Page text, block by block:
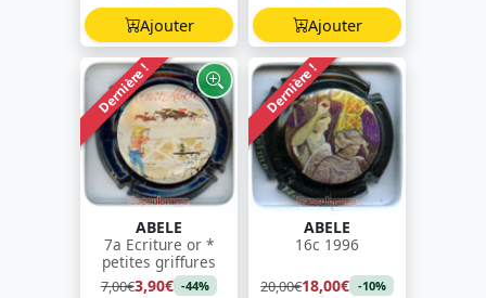
Ajouter Ajouter
Dernière !
ABELE
7a Ecriture or *
petites griffures
7,00€3,90€ -44%
Dernière !
ABELE
16c 1996
20,00€18,00€ -10%